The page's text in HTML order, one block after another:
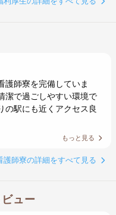
護師寮を完備していま
潔で過ごしやすい環境で
の駅にも近くアクセス良
もっと見る
護師寮の詳細をすべて見る
ュー